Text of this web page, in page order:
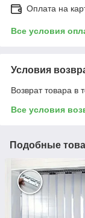
Оплата на
Все условия
Условия
Возврат товара в
Все условия
Подобные